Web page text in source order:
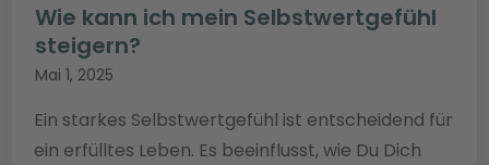
Wie kann ich mein Selbstwertgefühl
steigern?
Mai 1, 2025
Ein starkes Selbstwertgefühl ist entscheidend für
ein erfülltes Leben. Es beeinflusst, wie Du Dich